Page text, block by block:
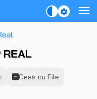
REAL
Ceas cu File